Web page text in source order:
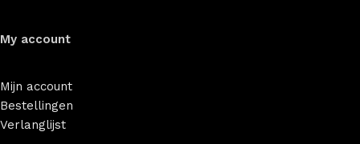
My account
Mijn account
Bestellingen
Verlanglijst